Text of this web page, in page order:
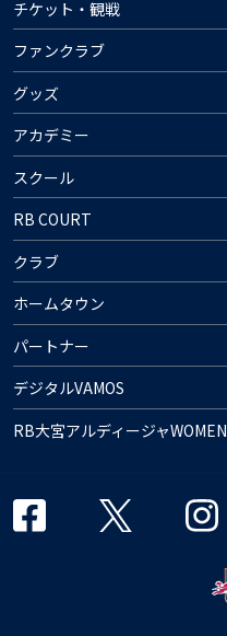
チケット・観戦
ファンクラブ
グッズ
アカデミー
スクール
RB COURT
クラブ
ホームタウン
パートナー
デジタルVAMOS
RB大宮アルディージャWOMEN